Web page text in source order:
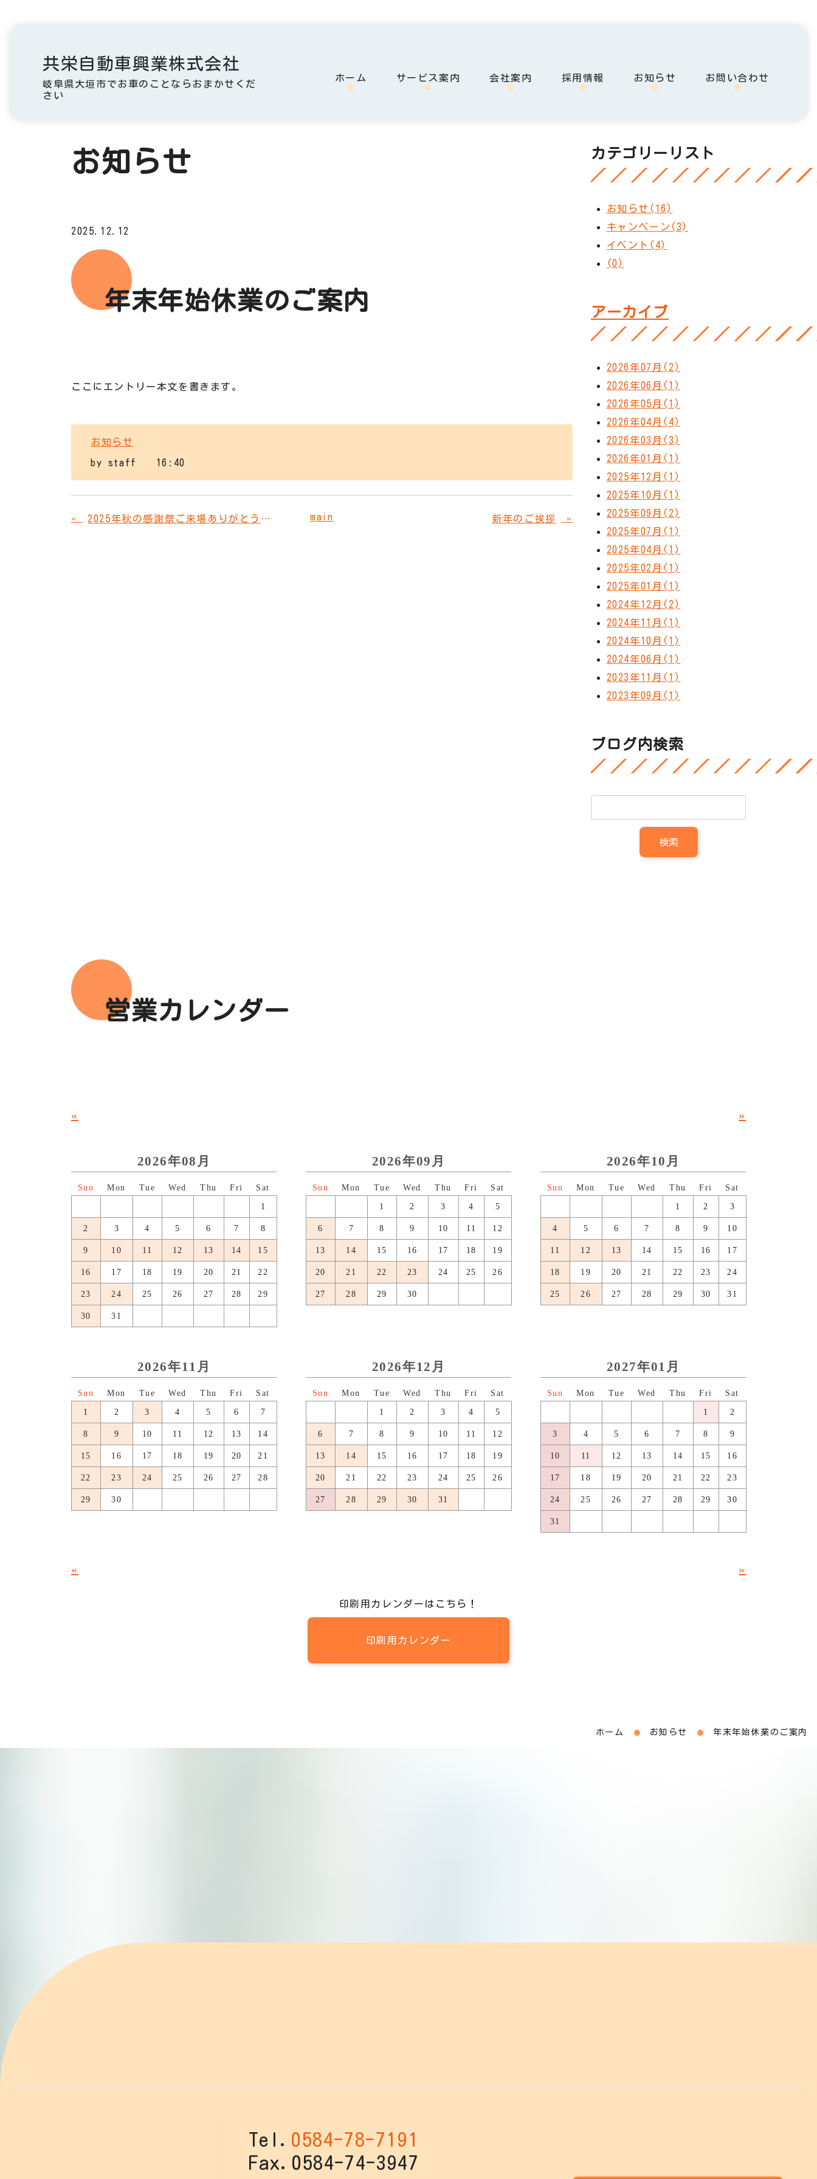
共栄自動車興業株式会社
岐阜県大垣市でお車のことならおまかせくだ
さい
ホーム サービス案内 会社案内 採用情報 お知らせ お問い合わせ
お知らせ
2025.12.12
年末年始休業のご案内
ここにエントリー本文を書きます。
お知らせ
by staff 16:40
« 2025年秋の感謝祭ご来場ありがとうございました main 新年のご挨拶 »
カテゴリーリスト
お知らせ(16)
キャンペーン(3)
イベント(4)
(0)
アーカイブ
2026年07月(2)
2026年06月(1)
2026年05月(1)
2026年04月(4)
2026年03月(3)
2026年01月(1)
2025年12月(1)
2025年10月(1)
2025年09月(2)
2025年07月(1)
2025年04月(1)
2025年02月(1)
2025年01月(1)
2024年12月(2)
2024年11月(1)
2024年10月(1)
2024年06月(1)
2023年11月(1)
2023年09月(1)
ブログ内検索
営業カレンダー
« »
2026年08月
1
2 3 4 5 6 7 8
9 10 11 12 13 14 15
16 17 18 19 20 21 22
23 24 25 26 27 28 29
30 31
2026年09月
1 2 3 4 5
6 7 8 9 10 11 12
13 14 15 16 17 18 19
20 21 22 23 24 25 26
27 28 29 30
2026年10月
1 2 3
4 5 6 7 8 9 10
11 12 13 14 15 16 17
18 19 20 21 22 23 24
25 26 27 28 29 30 31
2026年11月
1 2 3 4 5 6 7
8 9 10 11 12 13 14
15 16 17 18 19 20 21
22 23 24 25 26 27 28
29 30
2026年12月
1 2 3 4 5
6 7 8 9 10 11 12
13 14 15 16 17 18 19
20 21 22 23 24 25 26
27 28 29 30 31
2027年01月
1 2
3 4 5 6 7 8 9
10 11 12 13 14 15 16
17 18 19 20 21 22 23
24 25 26 27 28 29 30
31
« »
印刷用カレンダーはこちら！
印刷用カレンダー
ホーム お知らせ 年末年始休業のご案内
Tel. 0584-78-7191
Fax.0584-74-3947